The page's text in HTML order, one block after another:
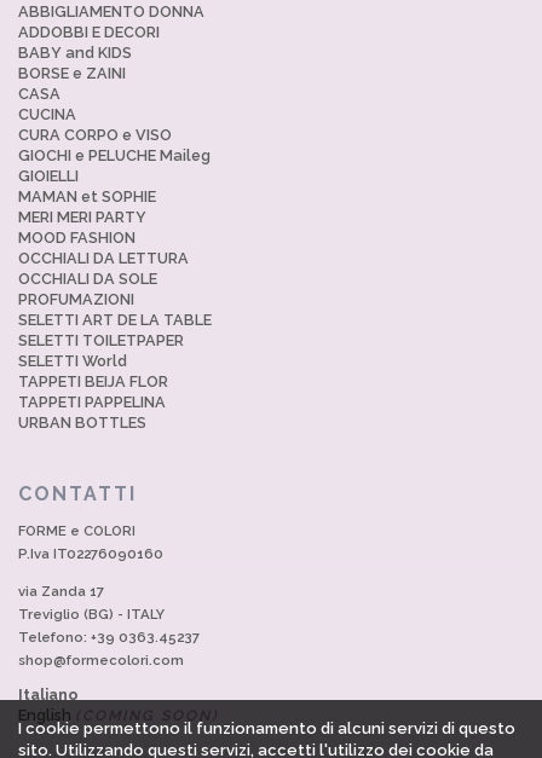
ABBIGLIAMENTO DONNA
ADDOBBI E DECORI
BABY and KIDS
BORSE e ZAINI
CASA
CUCINA
CURA CORPO e VISO
GIOCHI e PELUCHE Maileg
GIOIELLI
MAMAN et SOPHIE
MERI MERI PARTY
MOOD FASHION
OCCHIALI DA LETTURA
OCCHIALI DA SOLE
PROFUMAZIONI
SELETTI ART DE LA TABLE
SELETTI TOILETPAPER
SELETTI World
TAPPETI BEIJA FLOR
TAPPETI PAPPELINA
URBAN BOTTLES
CONTATTI
FORME e COLORI
P.Iva IT02276090160
via Zanda 17
Treviglio (BG) - ITALY
Telefono: +39 0363.45237
shop@formecolori.com
Italiano
English (COMING SOON)
I cookie permettono il funzionamento di alcuni servizi di questo
sito. Utilizzando questi servizi, accetti l'utilizzo dei cookie da